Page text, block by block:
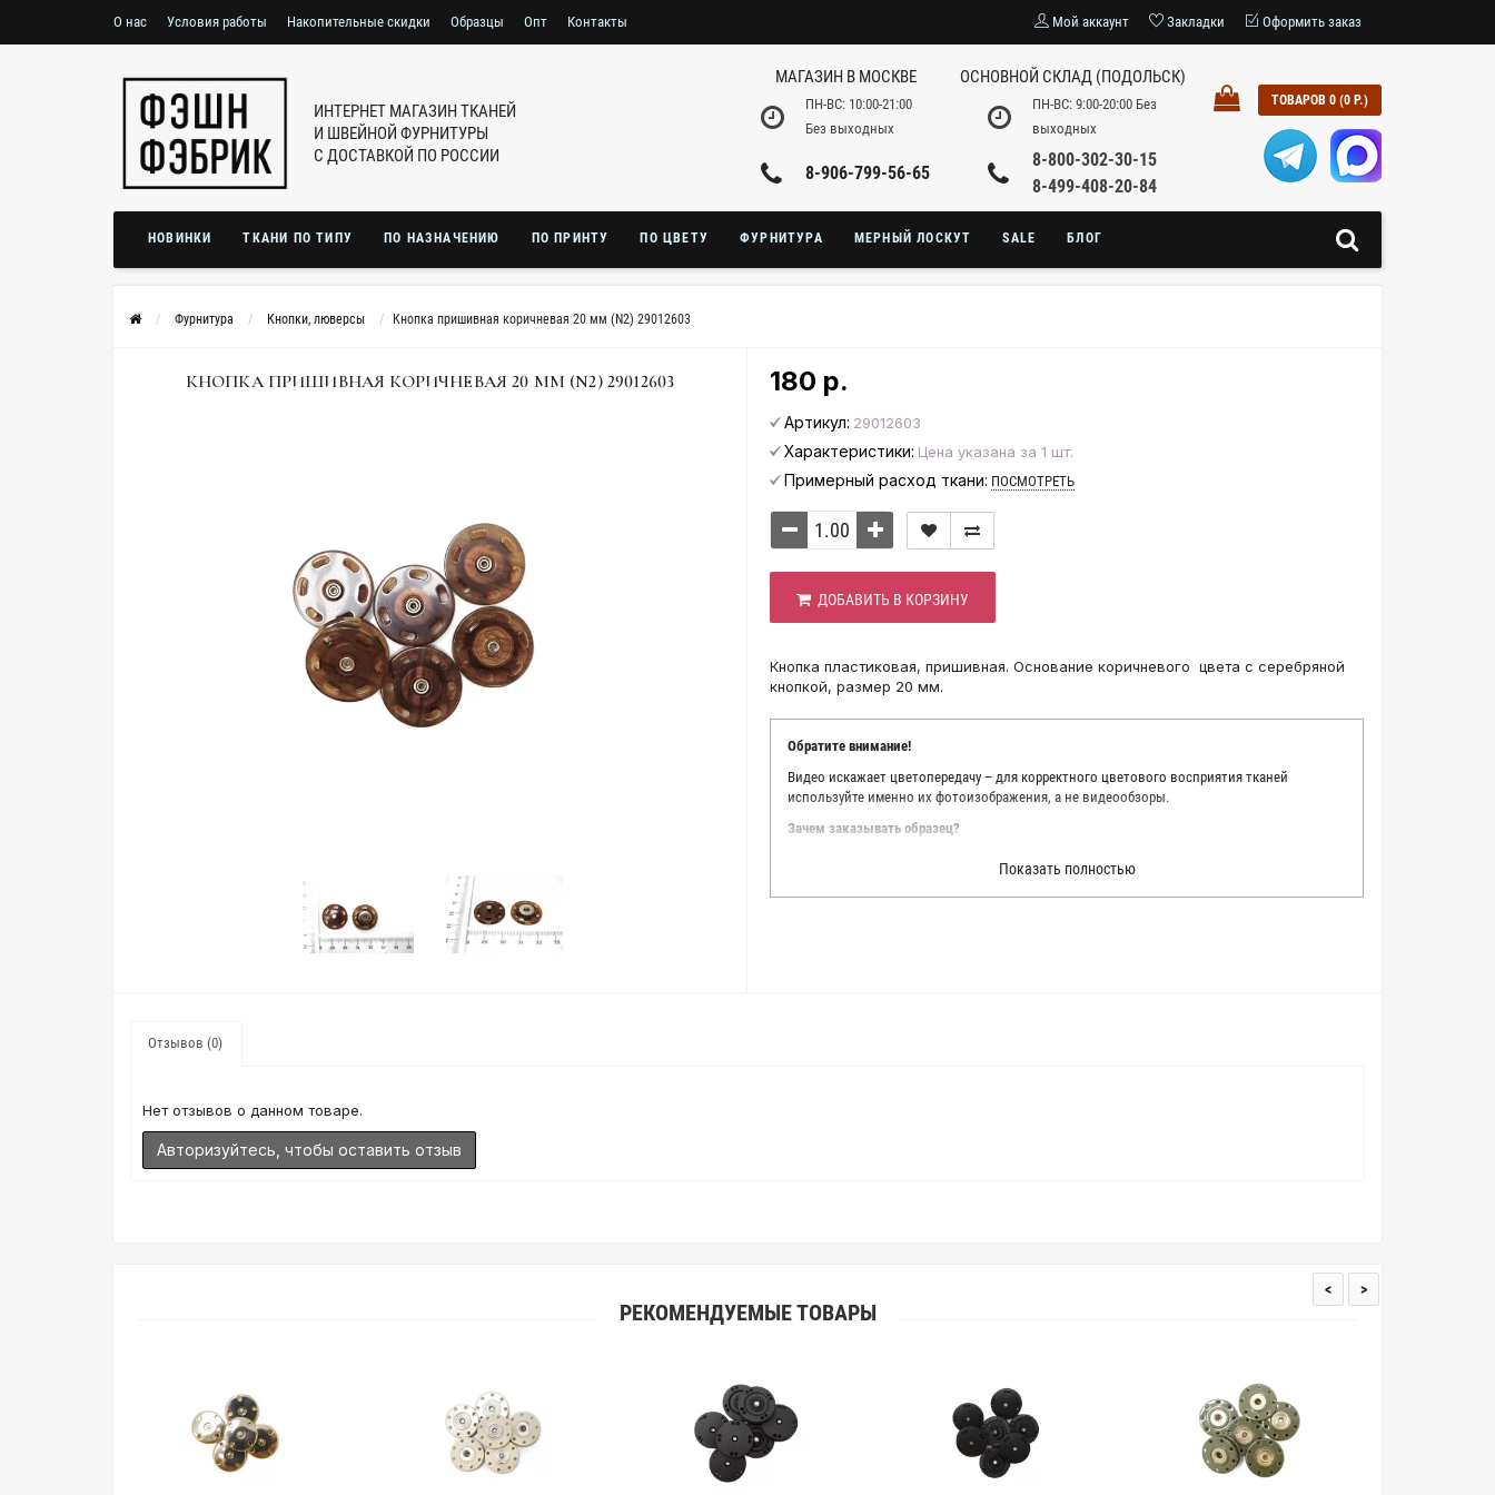
О нас Условия работы Накопительные скидки Образцы Опт Контакты Мой аккаунт Закладки Оформить заказ
ИНТЕРНЕТ МАГАЗИН ТКАНЕЙ
И ШВЕЙНОЙ ФУРНИТУРЫ
С ДОСТАВКОЙ ПО РОССИИ
МАГАЗИН В МОСКВЕ
ПН-ВС: 10:00-21:00
Без выходных
8-906-799-56-65
ОСНОВНОЙ СКЛАД (ПОДОЛЬСК)
ПН-ВС: 9:00-20:00 Без
выходных
8-800-302-30-15
8-499-408-20-84
ТОВАРОВ 0 (0 Р.)
НОВИНКИ ТКАНИ ПО ТИПУ ПО НАЗНАЧЕНИЮ ПО ПРИНТУ ПО ЦВЕТУ ФУРНИТУРА МЕРНЫЙ ЛОСКУТ SALE БЛОГ
Фурнитура Кнопки, люверсы Кнопка пришивная коричневая 20 мм (N2) 29012603
КНОПКА ПРИШИВНАЯ КОРИЧНЕВАЯ 20 ММ (N2) 29012603 180 р.
Артикул: 29012603
Характеристики: Цена указана за 1 шт.
Примерный расход ткани: ПОСМОТРЕТЬ
ДОБАВИТЬ В КОРЗИНУ
Кнопка пластиковая, пришивная. Основание коричневого цвета с серебряной
кнопкой, размер 20 мм.
Обратите внимание!
Видео искажает цветопередачу – для корректного цветового восприятия тканей
используйте именно их фотоизображения, а не видеообзоры.
Зачем заказывать образец?
Мы делаем все возможное, чтобы точно описать цвет каждой ткани из нашего каталога.
Мы осматриваем и фотографируем каждую ткань в естественном свете, стараемся
находить только правильные цветовые условия и описания. Но несмотря на наши
Показать полностью
Отзывов (0)
Нет отзывов о данном товаре.
Авторизуйтесь, чтобы оставить отзыв
РЕКОМЕНДУЕМЫЕ ТОВАРЫ
< >